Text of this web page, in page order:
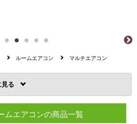
ルームエアコン マルチエアコン
ムエアコンの商品一覧